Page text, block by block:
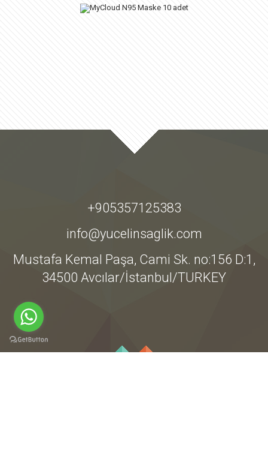
+905357125383
info@yucelinsaglik.com
Mustafa Kemal Paşa, Cami Sk. no:156 D:1,
34500 Avcılar/İstanbul/TURKEY